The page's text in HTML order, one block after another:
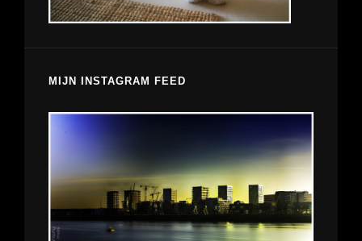
MIJN INSTAGRAM FEED